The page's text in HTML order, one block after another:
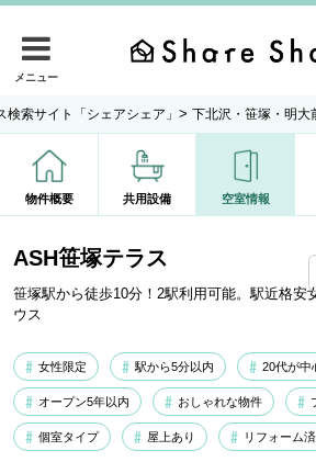
メニュー
検索サイト「シェアシェア」 > 下北沢・笹塚・明大
物件概要 共用設備 空室情報
ASH笹塚テラス
笹塚駅から徒歩10分！2駅利用可能。駅近格安
ウス
女性限定 駅から5分以内 20代が中
オープン5年以内 おしゃれな物件
個室タイプ 屋上あり リフォーム済